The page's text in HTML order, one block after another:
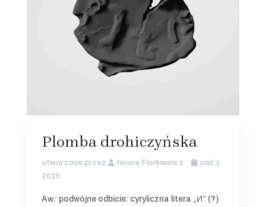
Plomba drohiczyńska
utworzone przez Iwona Florkiewicz
paź 1
2025
Aw.: podwójne odbicie: cyryliczna litera „И” (?)